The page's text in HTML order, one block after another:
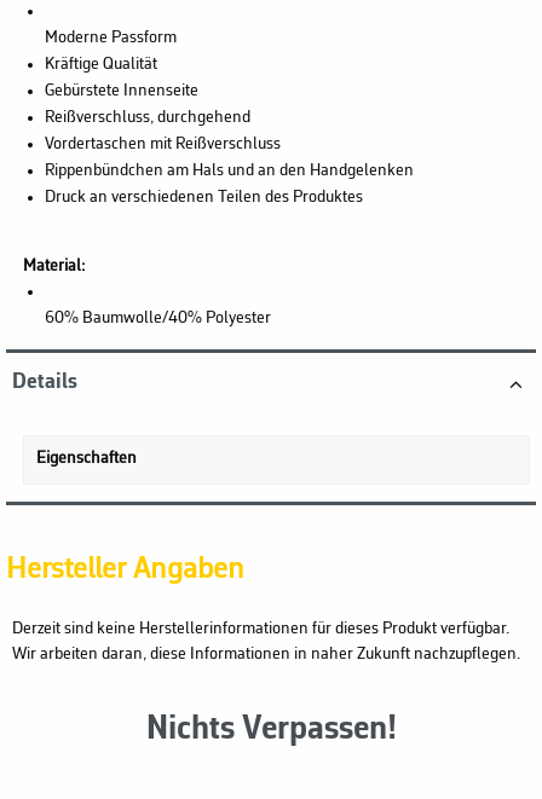
Moderne Passform
Kräftige Qualität
Gebürstete Innenseite
Reißverschluss, durchgehend
Vordertaschen mit Reißverschluss
Rippenbündchen am Hals und an den Handgelenken
Druck an verschiedenen Teilen des Produktes
Material:
60% Baumwolle/40% Polyester
Details
Eigenschaften
Hersteller Angaben
Derzeit sind keine Herstellerinformationen für dieses Produkt verfügbar.
Wir arbeiten daran, diese Informationen in naher Zukunft nachzupflegen.
Nichts Verpassen!